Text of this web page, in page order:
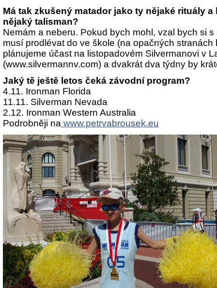
Má tak zkušený matador jako ty nějaké rituály a
nějaký talisman?
Nemám a neberu. Pokud bych mohl, vzal bych si
musí prodlévat do ve škole (na opačných stranách
plánujeme účast na listopadovém Silvermanovi v
(www.silvermannv.com) a dvakrát dva týdny by
Jaký tě ještě letos čeká závodní program?
4.11. Ironman Florida
11.11. Silverman Nevada
2.12. Ironman Western Australia
Podrobněji na www.petrvabrousek.eu